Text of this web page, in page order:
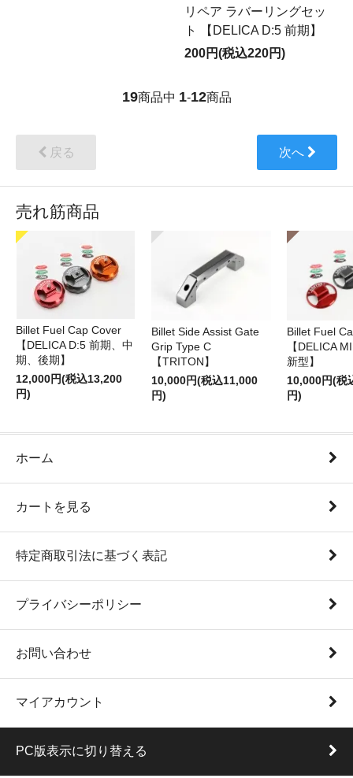
リペア ラバーリングセッ
ト 【DELICA D:5 前期】
200円(税込220円)
19商品中 1-12商品
戻る 次へ
売れ筋商品
Billet Fuel Cap Cover
【DELICA D:5 前期、中
期、後期】
12,000円(税込13,200
円)
Billet Side Assist Gate
Grip Type C
【TRITON】
10,000円(税込11,000
円)
Billet Fuel
【DELICA
新型】
10,000円(税
円)
ホーム
カートを見る
特定商取引法に基づく表記
プライバシーポリシー
お問い合わせ
マイアカウント
PC版表示に切り替える